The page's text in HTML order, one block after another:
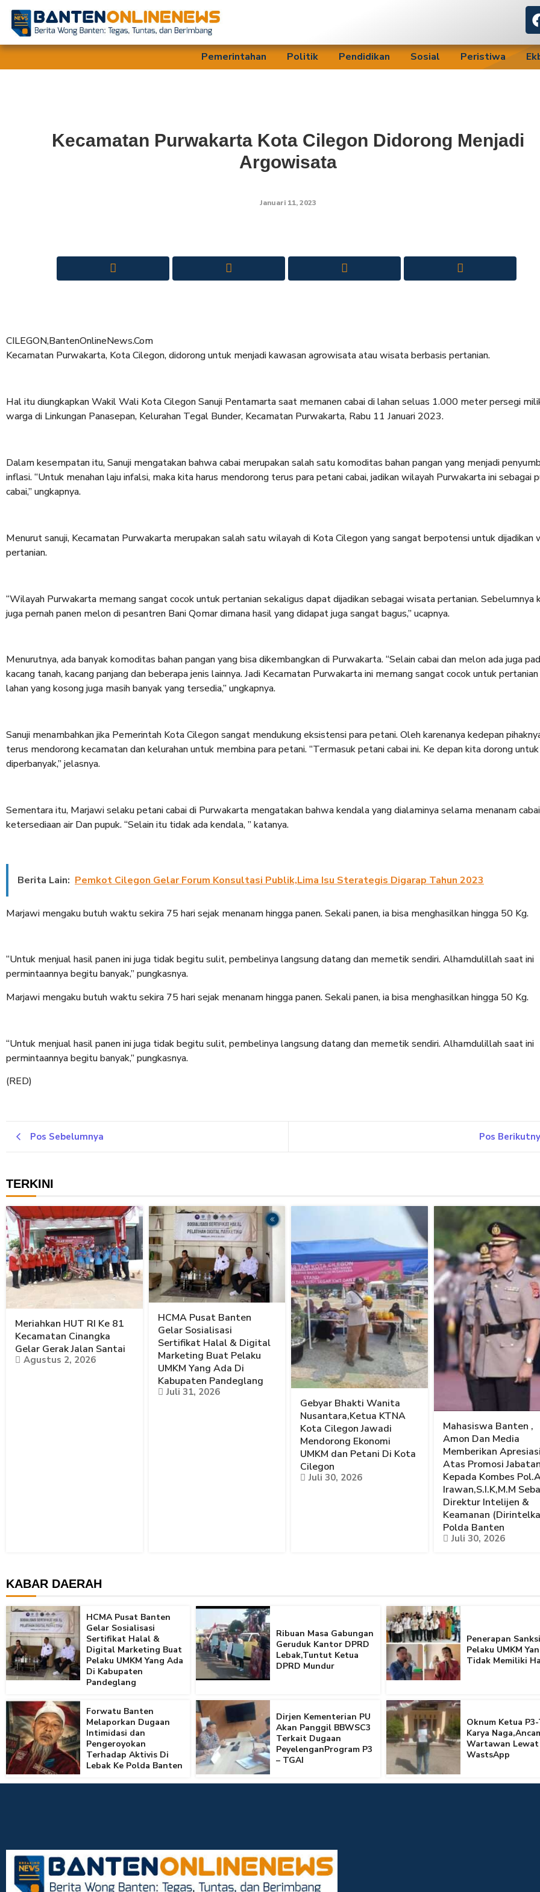
Pemerintahan Politik Pendidikan Sosial Peristiwa
Kecamatan Purwakarta Kota Cilegon Didorong Menjadi
Argowisata
Januari 11, 2023
CILEGON,BantenOnlineNews.Com
Kecamatan Purwakarta, Kota Cilegon, didorong untuk menjadi kawasan agrowisata atau wisata berbasis pertanian.
Hal itu diungkapkan Wakil Wali Kota Cilegon Sanuji Pentamarta saat memanen cabai di lahan seluas 1.000 meter persegi
warga di Linkungan Panasepan, Kelurahan Tegal Bunder, Kecamatan Purwakarta, Rabu 11 Januari 2023.
Dalam kesempatan itu, Sanuji mengatakan bahwa cabai merupakan salah satu komoditas bahan pangan yang menjadi
inflasi. “Untuk menahan laju infalsi, maka kita harus mendorong terus para petani cabai, jadikan wilayah Purwakarta ini sebagai
cabai,” ungkapnya.
Menurut sanuji, Kecamatan Purwakarta merupakan salah satu wilayah di Kota Cilegon yang sangat berpotensi untuk dijadikan
pertanian.
“Wilayah Purwakarta memang sangat cocok untuk pertanian sekaligus dapat dijadikan sebagai wisata pertanian. Sebelumnya
juga pernah panen melon di pesantren Bani Qomar dimana hasil yang didapat juga sangat bagus,” ucapnya.
Menurutnya, ada banyak komoditas bahan pangan yang bisa dikembangkan di Purwakarta. “Selain cabai dan melon ada juga
kacang tanah, kacang panjang dan beberapa jenis lainnya. Jadi Kecamatan Purwakarta ini memang sangat cocok untuk
lahan yang kosong juga masih banyak yang tersedia,” ungkapnya.
Sanuji menambahkan jika Pemerintah Kota Cilegon sangat mendukung eksistensi para petani. Oleh karenanya kedepan
terus mendorong kecamatan dan kelurahan untuk membina para petani. “Termasuk petani cabai ini. Ke depan kita dorong untuk
diperbanyak,” jelasnya.
Sementara itu, Marjawi selaku petani cabai di Purwakarta mengatakan bahwa kendala yang dialaminya selama menanam
ketersediaan air Dan pupuk. “Selain itu tidak ada kendala, ” katanya.
Berita Lain: Pemkot Cilegon Gelar Forum Konsultasi Publik,Lima Isu Sterategis Digarap Tahun 2023
Marjawi mengaku butuh waktu sekira 75 hari sejak menanam hingga panen. Sekali panen, ia bisa menghasilkan hingga 50 Kg.
“Untuk menjual hasil panen ini juga tidak begitu sulit, pembelinya langsung datang dan memetik sendiri. Alhamdulillah saat ini
permintaannya begitu banyak,” pungkasnya.
Marjawi mengaku butuh waktu sekira 75 hari sejak menanam hingga panen. Sekali panen, ia bisa menghasilkan hingga 50 Kg.
“Untuk menjual hasil panen ini juga tidak begitu sulit, pembelinya langsung datang dan memetik sendiri. Alhamdulillah saat ini
permintaannya begitu banyak,” pungkasnya.
(RED)
Pos Sebelumnya Pos
TERKINI
Meriahkan HUT RI Ke 81
Kecamatan Cinangka
Gelar Gerak Jalan Santai
Agustus 2, 2026
HCMA Pusat Banten
Gelar Sosialisasi
Sertifikat Halal & Digital
Marketing Buat Pelaku
UMKM Yang Ada Di
Kabupaten Pandeglang
Juli 31, 2026
Gebyar Bhakti Wanita
Nusantara,Ketua KTNA
Kota Cilegon Jawadi
Mendorong Ekonomi
UMKM dan Petani Di Kota
Cilegon
Juli 30, 2026
Mahasiswa Banten ,
Amon Dan Media
Memberikan
Atas Promosi
Kepada Kombes
Irawan,S.I.K,M.M
Direktur Intelijen &
Keamanan
Polda Banten
Juli 30, 2026
KABAR DAERAH
HCMA Pusat Banten
Gelar Sosialisasi
Sertifikat Halal &
Digital Marketing Buat
Pelaku UMKM Yang Ada
Di Kabupaten
Pandeglang
Ribuan Masa Gabungan
Geruduk Kantor DPRD
Lebak,Tuntut Ketua
DPRD Mundur
Penerapan
Pelaku UMKM
Tidak Memiliki
Forwatu Banten
Melaporkan Dugaan
Intimidasi dan
Pengeroyokan
Terhadap Aktivis Di
Lebak Ke Polda Banten
Dirjen Kementerian PU
Akan Panggil BBWSC3
Terkait Dugaan
PeyelenganProgram P3
– TGAI
Oknum Ketua
Karya
Wartawan Lewat
WastsApp